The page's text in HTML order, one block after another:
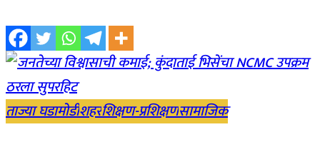
ताज्या घडामोडीशहरशिक्षण-प्रशिक्षणसामाजिक